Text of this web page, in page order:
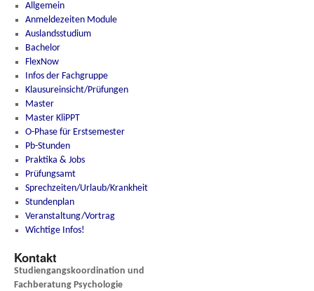
Allgemein
Anmeldezeiten Module
Auslandsstudium
Bachelor
FlexNow
Infos der Fachgruppe
Klausureinsicht/Prüfungen
Master
Master KliPPT
O-Phase für Erstsemester
Pb-Stunden
Praktika & Jobs
Prüfungsamt
Sprechzeiten/Urlaub/Krankheit
Stundenplan
Veranstaltung/Vortrag
Wichtige Infos!
Kontakt
Studiengangskoordination und
Fachberatung Psychologie